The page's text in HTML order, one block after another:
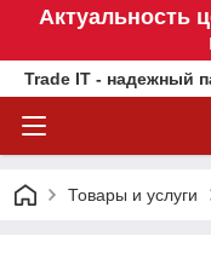
Актуальность
Trade IT - надежный
Товары и услуги